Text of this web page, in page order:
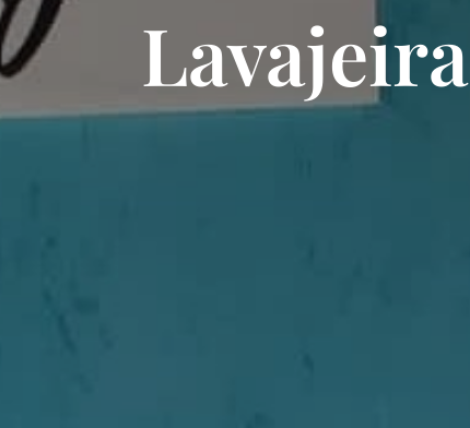
Lavajeira